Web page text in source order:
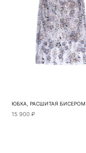
ЮБКА, РАСШИТАЯ БИСЕРОМ
15 900 ₽